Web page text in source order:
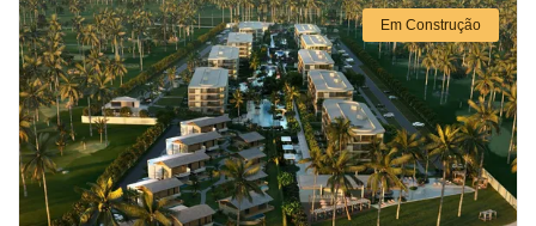
Em Construção